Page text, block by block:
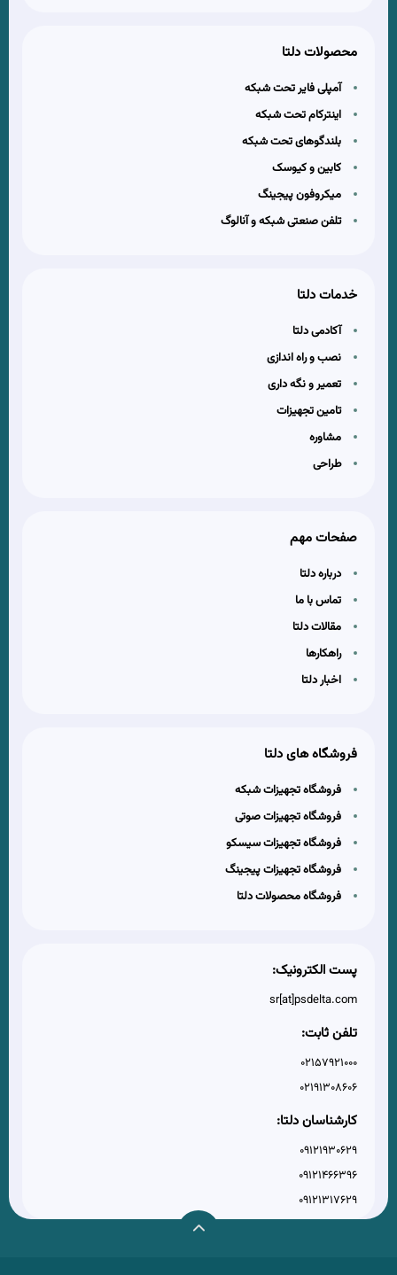
محصولات دلتا
آمپلی فایر تحت شبکه
اینترکام تحت شبکه
بلندگوهای تحت شبکه
کابین و کیوسک
میکروفون پیجینگ
تلفن صنعتی شبکه و آنالوگ
خدمات دلتا
آکادمی دلتا
نصب و راه اندازی
تعمیر و نگه داری
تامین تجهیزات
مشاوره
طراحی
صفحات مهم
درباره دلتا
تماس با ما
مقالات دلتا
راهکارها
اخبار دلتا
فروشگاه های دلتا
فروشگاه تجهیزات شبکه
فروشگاه تجهیزات صوتی
فروشگاه تجهیزات سیسکو
فروشگاه تجهیزات پیجینگ
فروشگاه محصولات دلتا
پست الکترونیک:
sr[at]psdelta.com
تلفن ثابت:
02157921000
02191308606
کارشناسان دلتا:
09121930629
09121466396
09121317629